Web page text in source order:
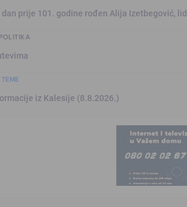
prije 101. godine rođen Alija Izetbegović,
iz Kalesije (8.8.2026.)